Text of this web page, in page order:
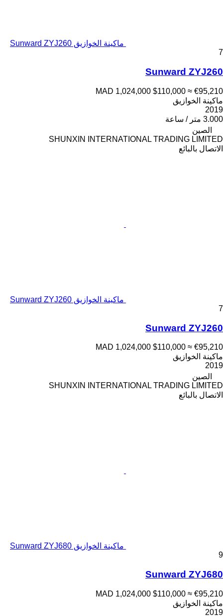
ماكينة الخوازيق Sunward ZYJ260
7
Sunward ZYJ260
MAD 1,024,000 $110,000 ≈ €95,210
ماكينة الخوازيق
2019
3.000 متر / ساعة
الصين
SHUNXIN INTERNATIONAL TRADING LIMITED
الاتصال بالبائع
ماكينة الخوازيق Sunward ZYJ260
7
Sunward ZYJ260
MAD 1,024,000 $110,000 ≈ €95,210
ماكينة الخوازيق
2019
الصين
SHUNXIN INTERNATIONAL TRADING LIMITED
الاتصال بالبائع
ماكينة الخوازيق Sunward ZYJ680
9
Sunward ZYJ680
MAD 1,024,000 $110,000 ≈ €95,210
ماكينة الخوازيق
2019